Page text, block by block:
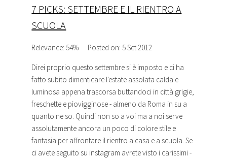
7 PICKS: SETTEMBRE E IL RIENTRO A
SCUOLA
Relevance: 54% Posted on: 5 Set 2012
Direi proprio questo settembre si è imposto e ci ha
fatto subito dimenticare l'estate assolata calda e
luminosa appena trascorsa buttandoci in città grigie,
freschette e piovigginose - almeno da Roma in su a
quanto ne so. Quindi non so a voi ma a noi serve
assolutamente ancora un poco di colore stile e
fantasia per affrontare il rientro a casa e a scuola. Se
ci avete seguito su instagram avrete visto i carissimi -